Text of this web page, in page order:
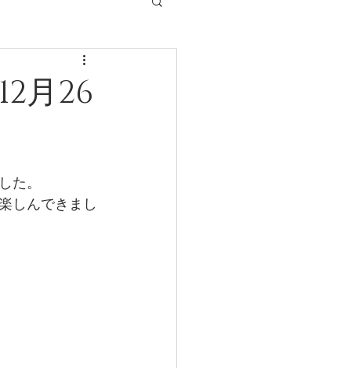
月26
た。
しんできまし